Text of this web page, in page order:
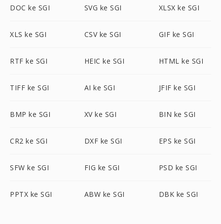
DOC ke SGI SVG ke SGI XLSX ke SGI
XLS ke SGI CSV ke SGI GIF ke SGI
RTF ke SGI HEIC ke SGI HTML ke SGI
TIFF ke SGI AI ke SGI JFIF ke SGI
BMP ke SGI XV ke SGI BIN ke SGI
CR2 ke SGI DXF ke SGI EPS ke SGI
SFW ke SGI FIG ke SGI PSD ke SGI
PPTX ke SGI ABW ke SGI DBK ke SGI